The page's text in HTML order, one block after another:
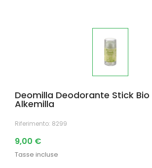
Deomilla Deodorante Stick
Alkemilla
Riferimento: 8299
9,00 €
Tasse incluse